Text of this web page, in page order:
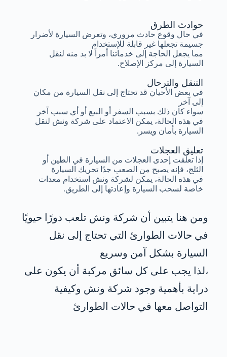
تعليق العجلات
إذا تعلقت إحدى العجلات من السيارة في الطين أو
الثلج، فإنه يصبح من الصعب جدًا تحريك السيارة
في هذه الحالة، يمكن لشركة ونش استخدام معدات
خاصة لسحب السيارة وإعادتها إلى الطريق.
التنقل والترحال
في بعض الأحيان قد تحتاج إلى نقل السيارة من مكان
إلى آخر
سواء كان ذلك بسبب السفر أو البيع أو أي سبب آخر
في هذه الحالة، يمكن الاعتماد على شركة ونش لنقل
السيارة بأمان ويسر.
حوادث الطرق
في حال وقوع حادث مروري، وتعرض السيارة لأضرار
جسيمة تجعلها غير قابلة للإستخدام
مما يجعل الحاجة إلى خدماتنا أمراً لا بد منه لنقل
السيارة إلى مركز الإصلاح.
ومن هنا يتبين أن شركة ونش تلعب دورًا حيويًا
في حالات الطوارئ التي تحتاج إلى نقل
السيارة بشكل آمن وسريع
،لذا يجب على كل سائق مركبة أن يكون على
دراية بأهمية وجود شركة ونش وكيفية
التواصل معها في حالات الطوارئ